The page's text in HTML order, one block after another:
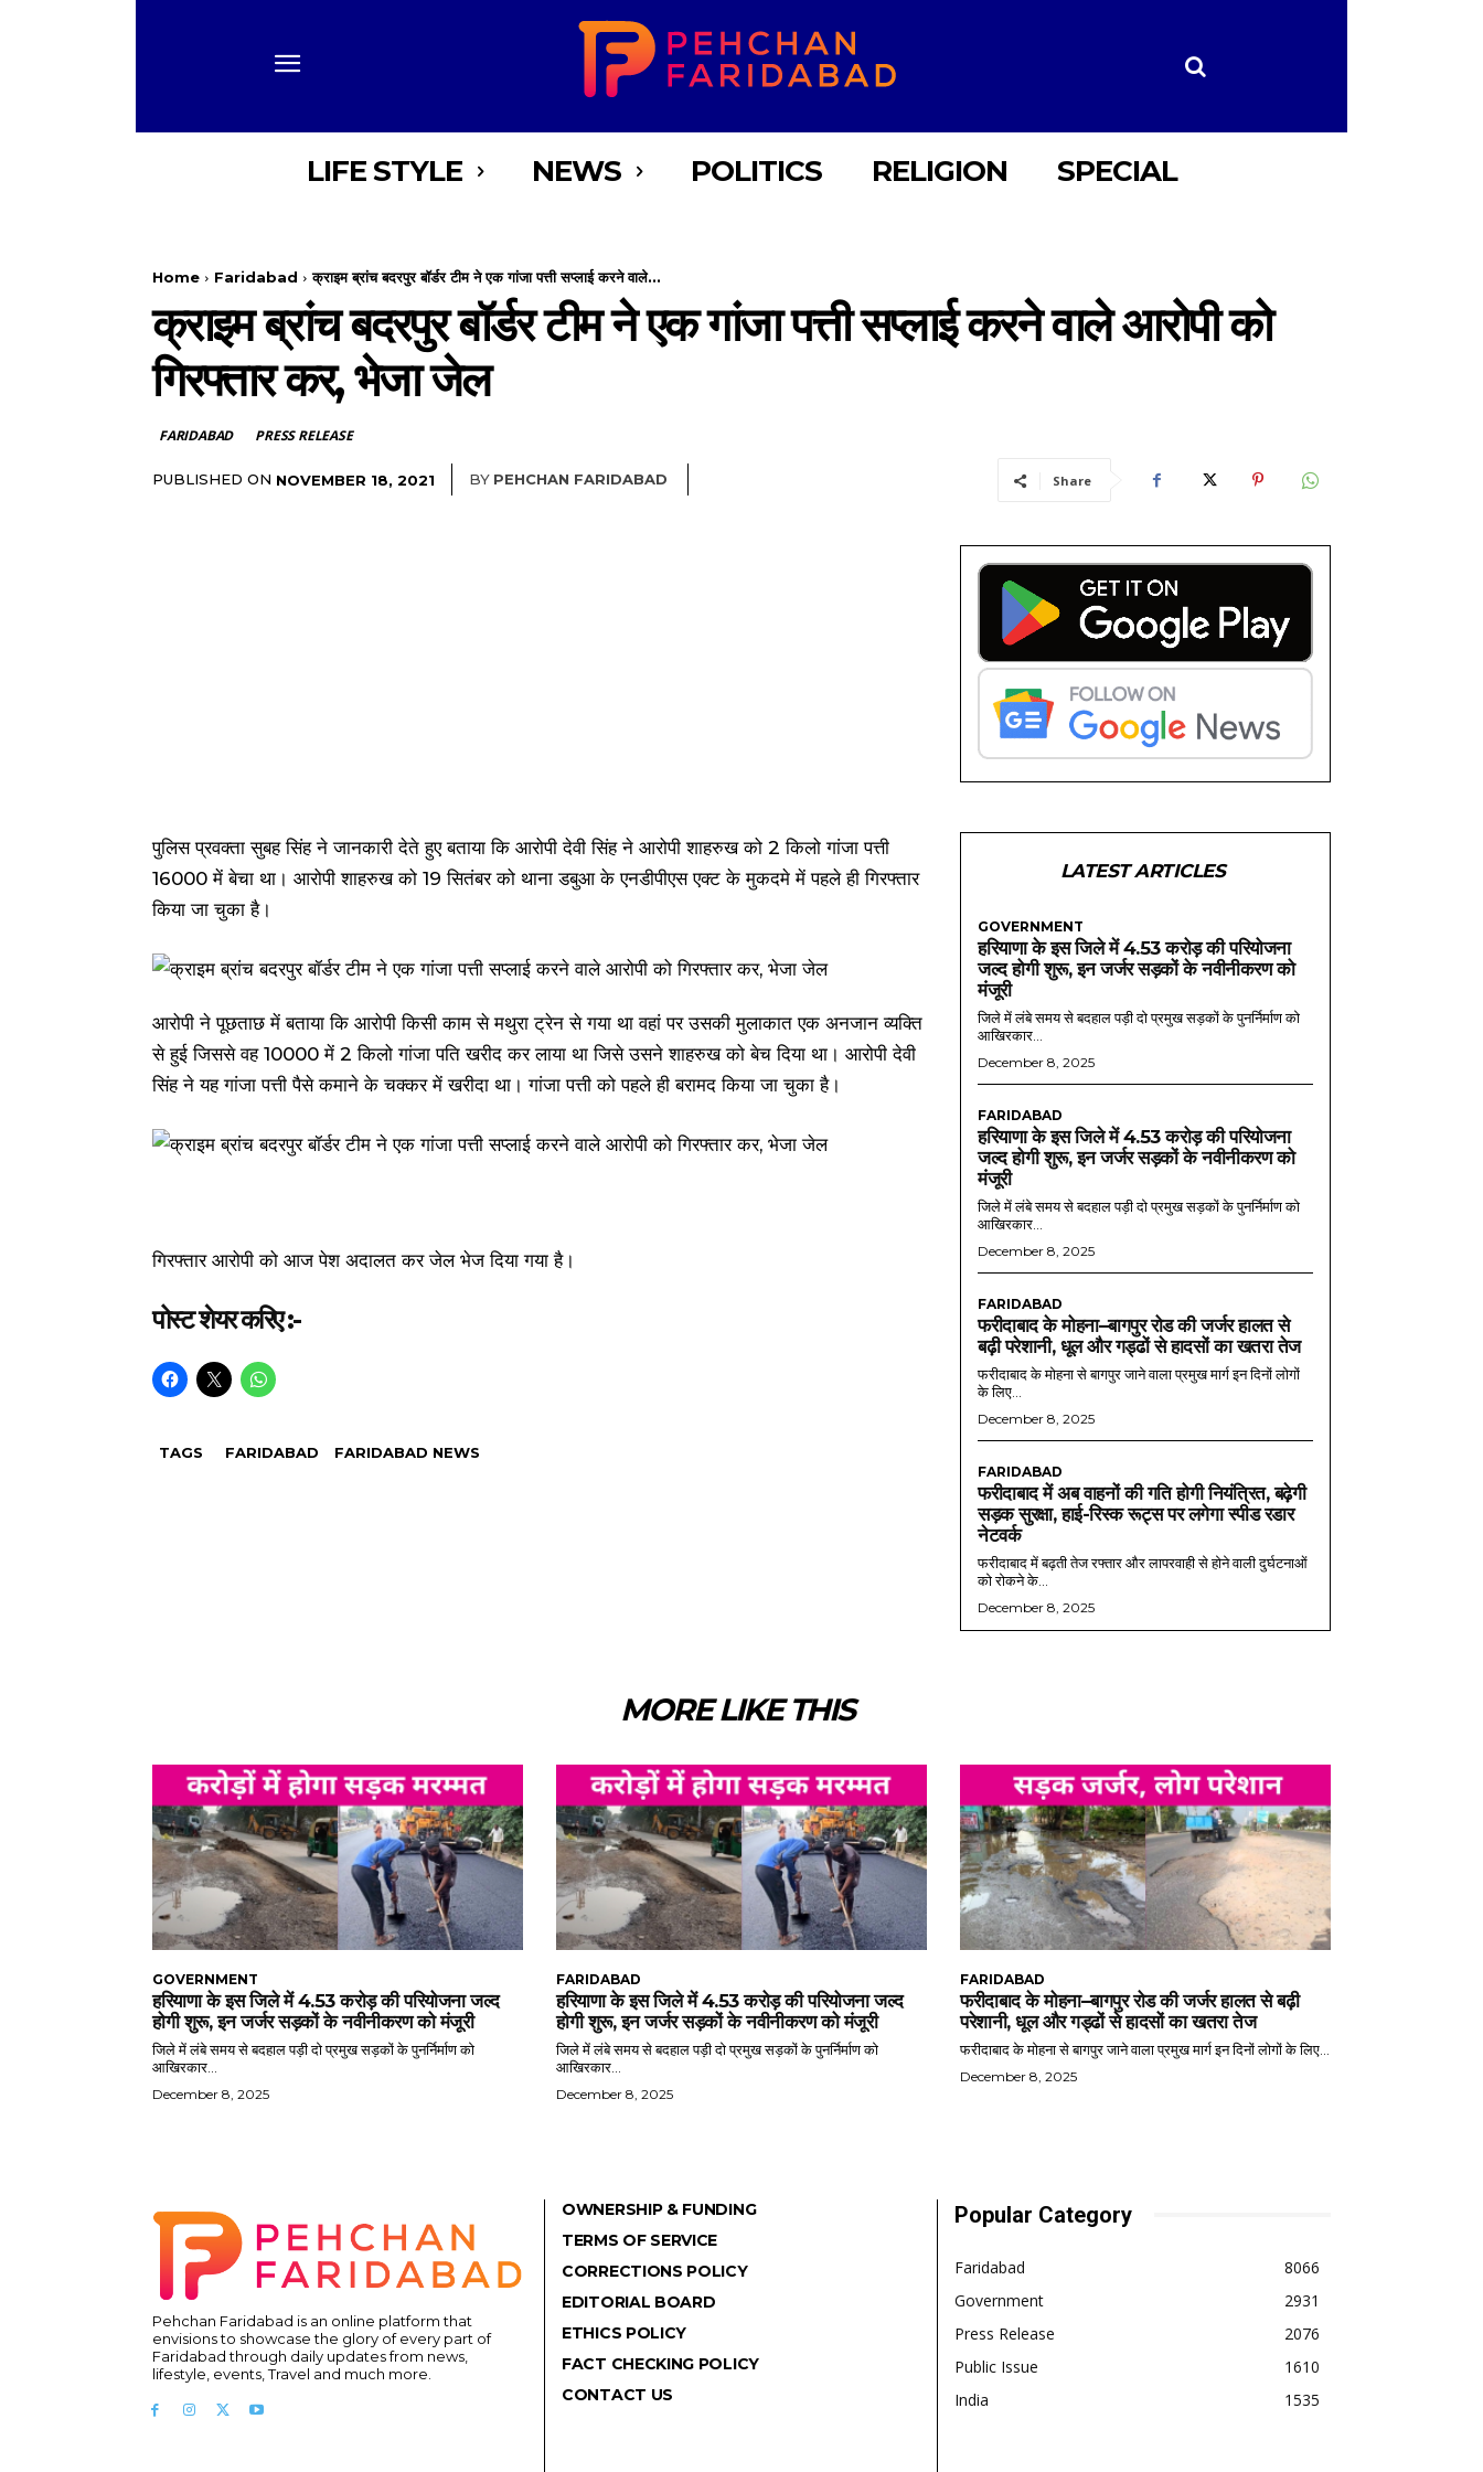
LIFE STYLE NEWS POLITICS RELIGION SPECIAL
Home Faridabad क्राइम ब्रांच बदरपुर बॉर्डर टीम ने एक गांजा पत्ती सप्लाई करने वाले...
क्राइम ब्रांच बदरपुर बॉर्डर टीम ने एक गांजा पत्ती सप्लाई करने वाले आरोपी को
गिरफ्तार कर, भेजा जेल
FARIDABAD PRESS RELEASE
PUBLISHED ON NOVEMBER 18, 2021 BY PEHCHAN FARIDABAD Share
पुलिस प्रवक्ता सुबह सिंह ने जानकारी देते हुए बताया कि आरोपी देवी सिंह ने आरोपी शाहरुख को 2 किलो गांजा पत्ती
₹16000 में बेचा था। आरोपी शाहरुख को 19 सितंबर को थाना डबुआ के एनडीपीएस एक्ट के मुकदमे में पहले ही गिरफ्तार
किया जा चुका है।
आरोपी ने पूछताछ में बताया कि आरोपी किसी काम से मथुरा ट्रेन से गया था वहां पर उसकी मुलाकात एक अनजान व्यक्ति
से हुई जिससे वह ₹10000 में 2 किलो गांजा पति खरीद कर लाया था जिसे उसने शाहरुख को बेच दिया था। आरोपी देवी
सिंह ने यह गांजा पत्ती पैसे कमाने के चक्कर में खरीदा था। गांजा पत्ती को पहले ही बरामद किया जा चुका है।
गिरफ्तार आरोपी को आज पेश अदालत कर जेल भेज दिया गया है।
पोस्ट शेयर करिए :-
TAGS FARIDABAD FARIDABAD NEWS
LATEST ARTICLES
GOVERNMENT
हरियाणा के इस जिले में 4.53 करोड़ की परियोजना
जल्द होगी शुरू, इन जर्जर सड़कों के नवीनीकरण को
मंजूरी
जिले में लंबे समय से बदहाल पड़ी दो प्रमुख सड़कों के पुनर्निर्माण को
आखिरकार...
December 8, 2025
FARIDABAD
हरियाणा के इस जिले में 4.53 करोड़ की परियोजना
जल्द होगी शुरू, इन जर्जर सड़कों के नवीनीकरण को
मंजूरी
जिले में लंबे समय से बदहाल पड़ी दो प्रमुख सड़कों के पुनर्निर्माण को
आखिरकार...
December 8, 2025
FARIDABAD
फरीदाबाद के मोहना–बागपुर रोड की जर्जर हालत से
बढ़ी परेशानी, धूल और गड्ढों से हादसों का खतरा तेज
फरीदाबाद के मोहना से बागपुर जाने वाला प्रमुख मार्ग इन दिनों लोगों
के लिए...
December 8, 2025
FARIDABAD
फरीदाबाद में अब वाहनों की गति होगी नियंत्रित, बढ़ेगी
सड़क सुरक्षा, हाई-रिस्क रूट्स पर लगेगा स्पीड रडार
नेटवर्क
फरीदाबाद में बढ़ती तेज रफ्तार और लापरवाही से होने वाली दुर्घटनाओं
को रोकने के...
December 8, 2025
MORE LIKE THIS
GOVERNMENT
हरियाणा के इस जिले में 4.53 करोड़ की परियोजना जल्द
होगी शुरू, इन जर्जर सड़कों के नवीनीकरण को मंजूरी
जिले में लंबे समय से बदहाल पड़ी दो प्रमुख सड़कों के पुनर्निर्माण को
आखिरकार...
December 8, 2025
FARIDABAD
हरियाणा के इस जिले में 4.53 करोड़ की परियोजना जल्द
होगी शुरू, इन जर्जर सड़कों के नवीनीकरण को मंजूरी
जिले में लंबे समय से बदहाल पड़ी दो प्रमुख सड़कों के पुनर्निर्माण को
आखिरकार...
December 8, 2025
FARIDABAD
फरीदाबाद के मोहना–बागपुर रोड की जर्जर हालत से बढ़ी
परेशानी, धूल और गड्ढों से हादसों का खतरा तेज
फरीदाबाद के मोहना से बागपुर जाने वाला प्रमुख मार्ग इन दिनों लोगों के लिए...
December 8, 2025
Pehchan Faridabad is an online platform that
envisions to showcase the glory of every part of
Faridabad through daily updates from news,
lifestyle, events, Travel and much more.
OWNERSHIP & FUNDING
TERMS OF SERVICE
CORRECTIONS POLICY
EDITORIAL BOARD
ETHICS POLICY
FACT CHECKING POLICY
CONTACT US
Popular Category
Faridabad
8066
Government
2931
Press Release
2076
Public Issue
1610
India
1535